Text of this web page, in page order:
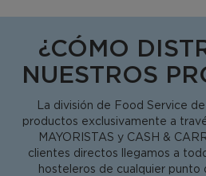
¿CÓMO
NUESTROS
La división de Food Service
productos exclusivamente a
MAYORISTAS y CASH &
clientes directos llegamos a
hosteleros de cualquier punto